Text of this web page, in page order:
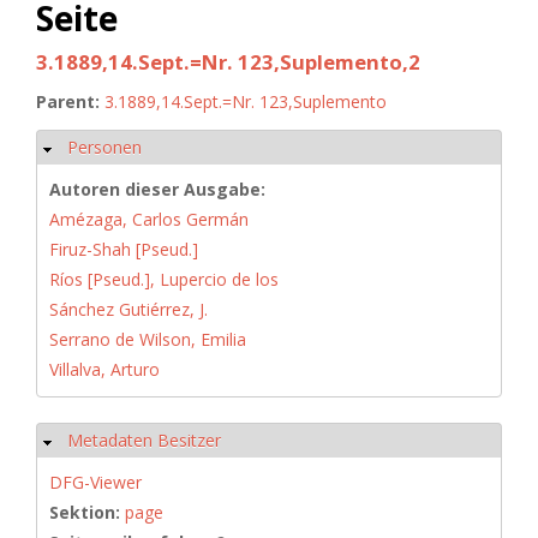
Seite
3.1889,14.Sept.=Nr. 123,Suplemento,2
Parent: 3.1889,14.Sept.=Nr. 123,Suplemento
Hide
Personen
Autoren dieser Ausgabe:
Amézaga, Carlos Germán
Firuz-Shah [Pseud.]
Ríos [Pseud.], Lupercio de los
Sánchez Gutiérrez, J.
Serrano de Wilson, Emilia
Villalva, Arturo
Hide
Metadaten Besitzer
DFG-Viewer
Sektion: page